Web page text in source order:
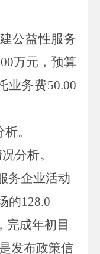
公益性服务
万元 ，预算
业务费50.00
。
分析。
务企业活动
的128.0
完成年初目
发布政策信